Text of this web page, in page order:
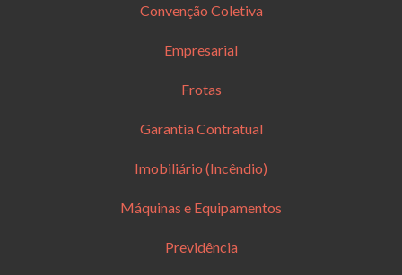
Convenção Coletiva
Empresarial
Frotas
Garantia Contratual
Imobiliário (Incêndio)
Máquinas e Equipamentos
Previdência